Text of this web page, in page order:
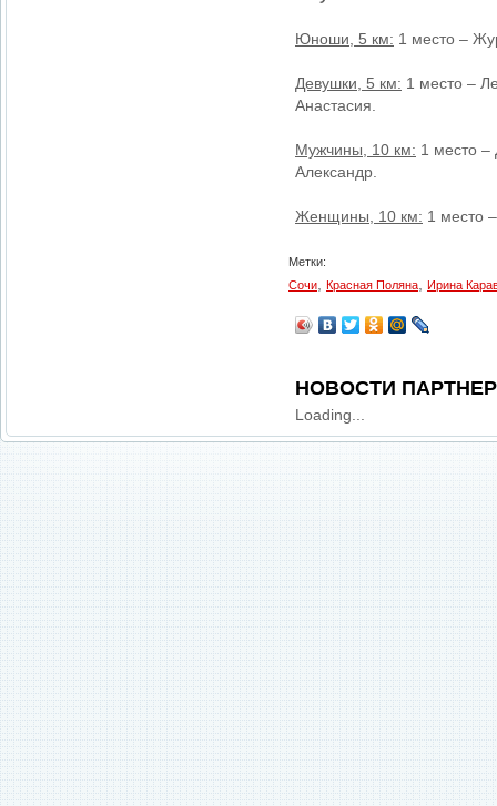
Юноши, 5 км: 1 место –
Девушки, 5 км: 1 место –
Анастасия.
Мужчины, 10 км: 1 место –
Александр.
Женщины, 10 км: 1 место
Метки:
Сочи
Красная Поляна Ирина
НОВОСТИ
Loading...